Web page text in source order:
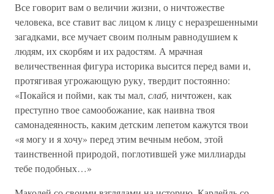
Все говорит вам о величии жизни, о ничтожестве
человека, все ставит вас лицом к лицу с неразрешенными
загадками, все мучает своим полным равнодушием к
людям, их скорбям и их радостям. А мрачная
величественная фигура историка высится перед вами и,
протягивая угрожающую руку, твердит постоянно:
«Покайся и пойми, как ты мал, слаб, ничтожен, как
преступно твое самообожание, как наивна твоя
самонадеянность, каким детским лепетом кажутся твои
«я могу и я хочу» перед этим вечным небом, этой
таинственной природой, поглотившей уже миллиарды
тебе подобных…»